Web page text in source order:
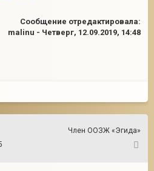
Сообщение отредактировала:
malinu - Четверг, 12.09.2019, 14:48
Член ООЗЖ «Эгида»